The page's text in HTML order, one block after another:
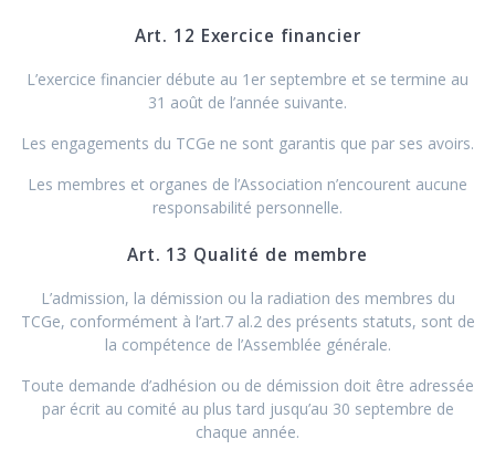
Art. 12 Exercice financier
L’exercice financier débute au 1er septembre et se termine au
31 août de l’année suivante.
Les engagements du TCGe ne sont garantis que par ses avoirs.
Les membres et organes de l’Association n’encourent aucune
responsabilité personnelle.
Art. 13 Qualité de membre
L’admission, la démission ou la radiation des membres du
TCGe, conformément à l’art.7 al.2 des présents statuts, sont de
la compétence de l’Assemblée générale.
Toute demande d’adhésion ou de démission doit être adressée
par écrit au comité au plus tard jusqu’au 30 septembre de
chaque année.